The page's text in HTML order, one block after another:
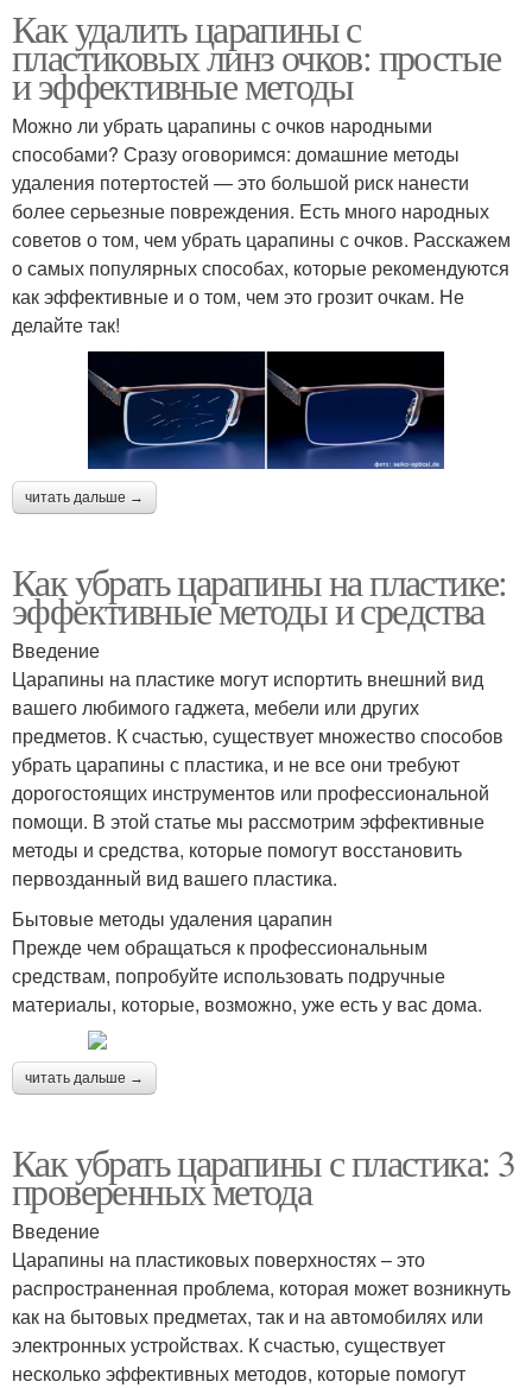
Как удалить царапины с
пластиковых линз очков: простые
и эффективные методы
Можно ли убрать царапины с очков народными
способами? Сразу оговоримся: домашние методы
удаления потертостей — это большой риск нанести
более серьезные повреждения. Есть много народных
советов о том, чем убрать царапины с очков. Расскажем
о самых популярных способах, которые рекомендуются
как эффективные и о том, чем это грозит очкам. Не
делайте так!
читать дальше →
Как убрать царапины на пластике:
эффективные методы и средства
Введение
Царапины на пластике могут испортить внешний вид
вашего любимого гаджета, мебели или других
предметов. К счастью, существует множество способов
убрать царапины с пластика, и не все они требуют
дорогостоящих инструментов или профессиональной
помощи. В этой статье мы рассмотрим эффективные
методы и средства, которые помогут восстановить
первозданный вид вашего пластика.
Бытовые методы удаления царапин
Прежде чем обращаться к профессиональным
средствам, попробуйте использовать подручные
материалы, которые, возможно, уже есть у вас дома.
читать дальше →
Как убрать царапины с пластика: 3
проверенных метода
Введение
Царапины на пластиковых поверхностях – это
распространенная проблема, которая может возникнуть
как на бытовых предметах, так и на автомобилях или
электронных устройствах. К счастью, существует
несколько эффективных методов, которые помогут